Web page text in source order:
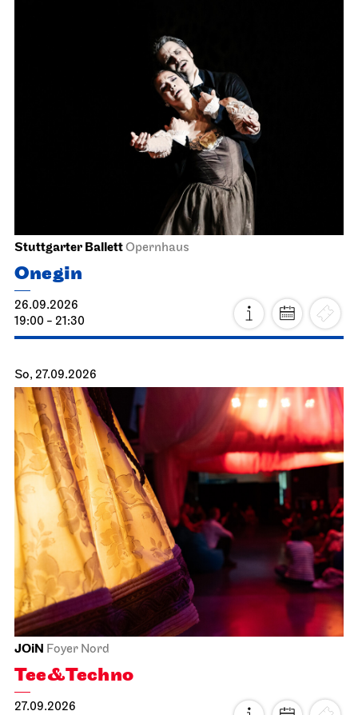
Stuttgarter BallettOpernhaus
Onegin
26.09.2026
19:00 - 21:30
So, 27.09.2026
JOiN Foyer Nord
Tee&Techno
27.09.2026